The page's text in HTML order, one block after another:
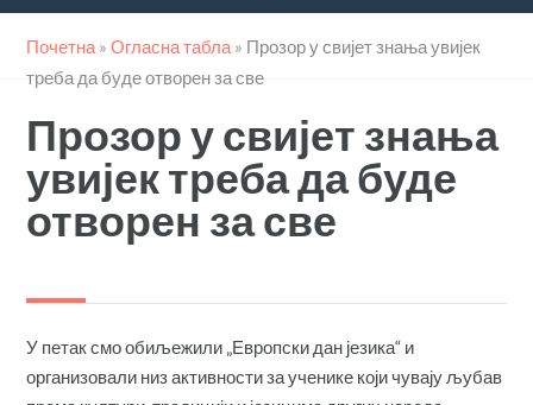
Почетна »Огласна табла » Прозор у свијет знања увијек
треба да буде отворен за све
Прозор у свијет знања
увијек треба да буде
отворен за све
У петак смо обиљежили „Европски дан језика“ и
организовали низ активности за ученике који чувају љубав